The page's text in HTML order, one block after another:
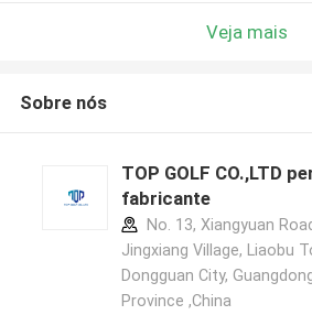
Veja mais
Sobre nós
TOP GOLF CO.,LTD
fabricante
No. 13, Xiangyuan
Jingxiang Village, Liaobu
Dongguan City,
Province ,China